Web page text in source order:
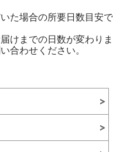
た場合の所要日数目安で
けまでの日数が変わりま
合わせください。